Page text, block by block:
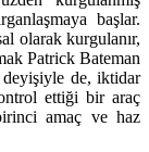
başlar.
olarak kurgulanır,
Patrick Bateman
deyişiyle de, iktidar
ettiği bir araç
amaç ve haz